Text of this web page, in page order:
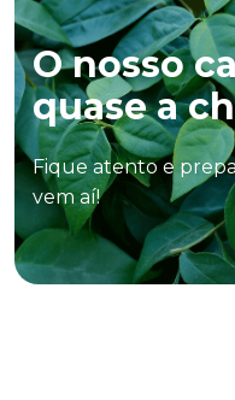
O nosso
quase a
Fique atento e
vem aí!